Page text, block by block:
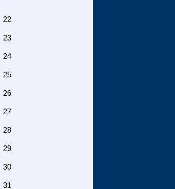
22
23
24
25
26
27
28
29
30
31